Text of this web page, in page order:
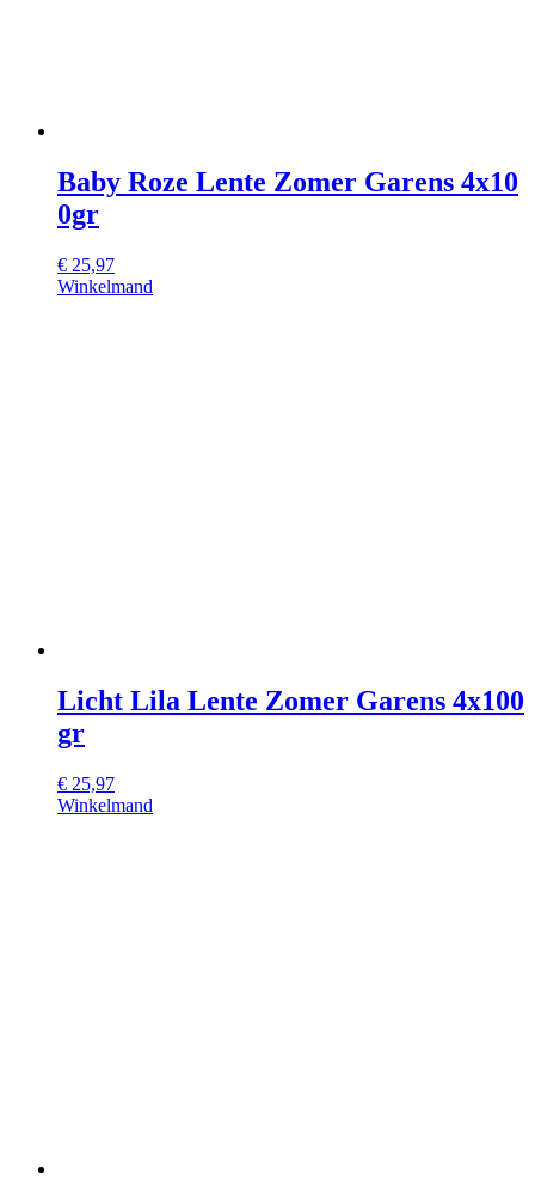
Baby Roze Lente Zomer Garens 4x10
0gr
€ 25,97
Winkelmand
Licht Lila Lente Zomer Garens 4x100
gr
€ 25,97
Winkelmand